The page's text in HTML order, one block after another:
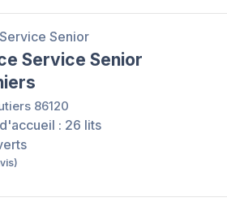
Senior
Service Senior
86120
: 26 lits